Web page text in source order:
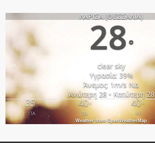
ΛΑΡΙΣΑ (ΘΕΣΣΑΛΙΑ)
28°
clear sky
Υγρασία: 39%
Άνεμος: 1m/s ΝΔ
Ανώτερη 28 • Κατώτερη 28
35°
ΠΑ
40°
ΣΑ
40°
ΚΥ
Weather from OpenWeatherMap